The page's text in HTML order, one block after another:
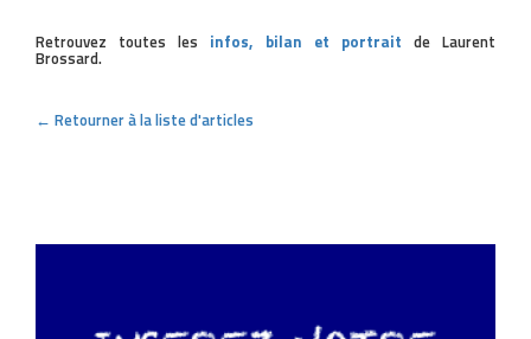
Retrouvez toutes les infos, bilan et portrait de Laurent
Brossard.
← Retourner à la liste d'articles